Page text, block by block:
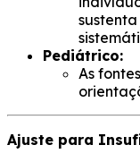
Pediátrico:
As
Ajuste para